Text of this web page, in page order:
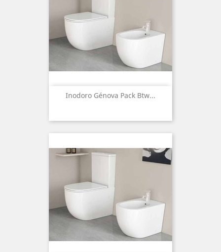
Inodoro Génova Pack Btw...